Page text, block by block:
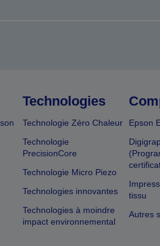
Technologies
Technologie Zéro Chaleur
Technologie
PrecisionCore
Technologie Micro Piezo
Technologies innovantes
Technologies à moindre
impact environnemental
Epson
tissu
Autres